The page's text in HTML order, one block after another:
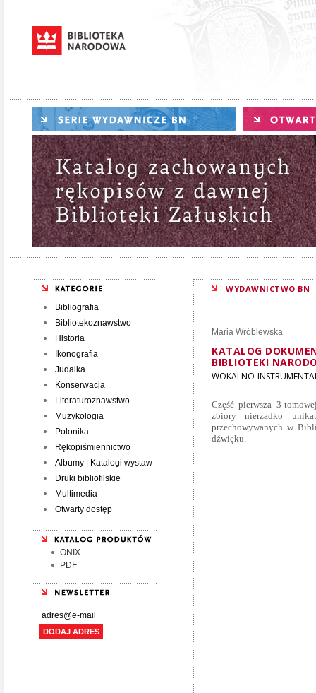
Bibliografia
Bibliotekoznawstwo
Historia
Ikonografia
Judaika
Konserwacja
Literaturoznawstwo
Muzykologia
Polonika
Rękopiśmiennictwo
Albumy | Katalogi wystaw
Druki bibliofilskie
Multimedia
Otwarty dostęp
ONIX
PDF
DODAJ ADRES
WYDAWNICTWO BN
Maria Wróblewska
KATALOG
BIBLIOTEKI
WOKALNO-
Część pierwsza 3-
zbiory nierzadko
przechowywanych w
dźwięku.